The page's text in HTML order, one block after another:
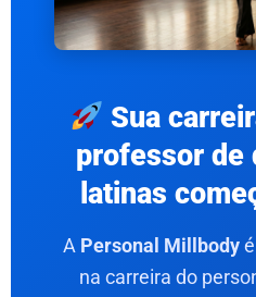
Sua
professor de
latinas
A Personal Millbodyé
na carreira do